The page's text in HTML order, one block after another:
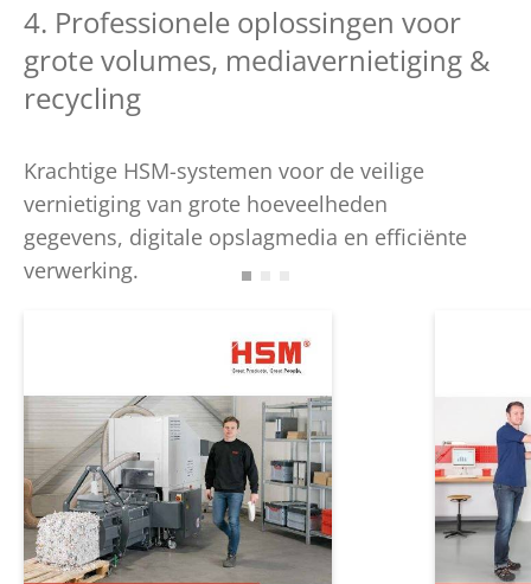
4. Professionele oplossingen voor
grote volumes, mediavernietiging &
recycling
Krachtige HSM-systemen voor de veilige
vernietiging van grote hoeveelheden
gegevens, digitale opslagmedia en efficiënte
verwerking.